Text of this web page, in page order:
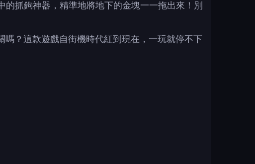
的抓鉤神器，精準地將地下的金塊一一拖出來！別
？這款遊戲自街機時代紅到現在，一玩就停不下